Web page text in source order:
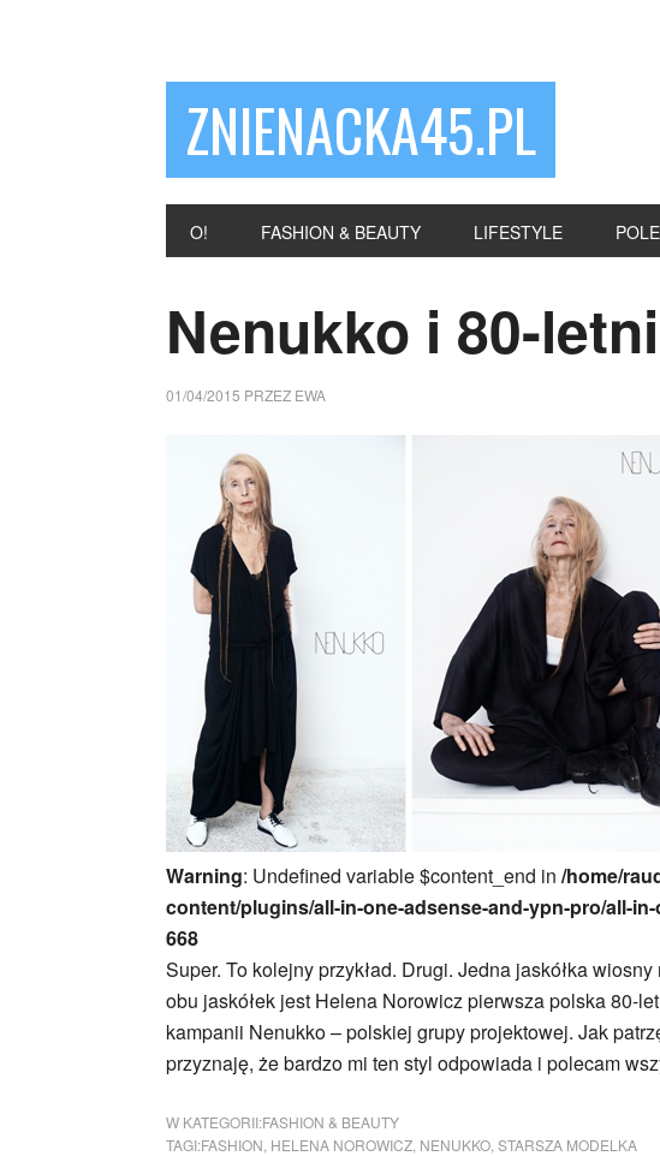
ZNIENACKA45.PL
O! FASHION & BEAUTY LIFESTYLE
Nenukko i 80-
01/04/2015 PRZEZ EWA
Warning: Undefined variable $content_end in /home/
content/plugins/all-in-one-adsense-and-ypn-pro/all-
668
Super. To kolejny przykład. Drugi. Jedna jaskółka
obu jaskółek jest Helena Norowicz pierwsza polska 80-
kampanii Nenukko – polskiej grupy projektowej. Jak
przyznaję, że bardzo mi ten styl odpowiada i polecam
W KATEGORII:FASHION & BEAUTY
TAGI:FASHION HELENA NOROWICZ NENUKKO STARSZA MODELKA